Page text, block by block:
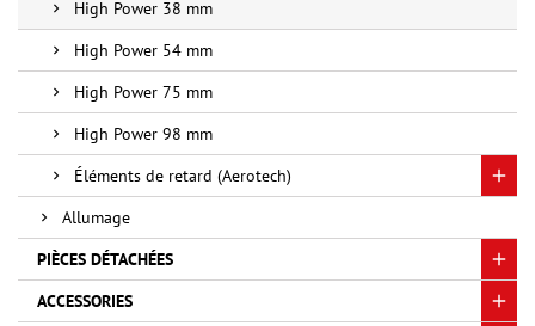
High Power 38 mm
High Power 54 mm
High Power 75 mm
High Power 98 mm
Éléments de retard (Aerotech)
Allumage
PIÈCES DÉTACHÉES
ACCESSORIES